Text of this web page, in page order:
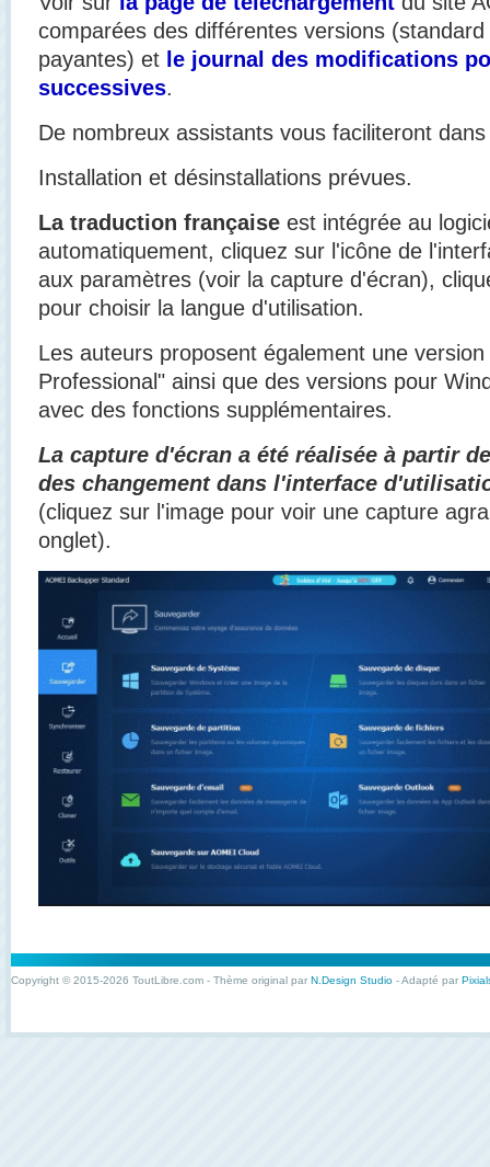
comparées des différentes versions
payantes) et le journal des modifications
successives.
De nombreux assistants vous faciliteront
Installation et désinstallations prévues.
La traduction française est intégrée au
automatiquement, cliquez sur l'icône de
aux paramètres (voir la capture d'écran),
pour choisir la langue d'utilisation.
Les auteurs proposent également une
Professional" ainsi que des versions pour
avec des fonctions supplémentaires.
La capture d'écran a été réalisée à partir
des changement dans l'interface
(cliquez sur l'image pour voir une capture
onglet).
Copyright © 2015-2026 ToutLibre.com - Thème original par N.Design Studio - Adapté par